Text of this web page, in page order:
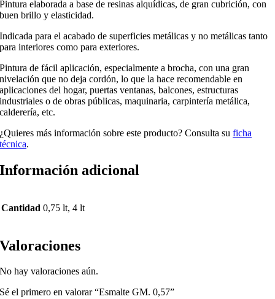
Pintura elaborada a base de resinas alquídicas, de gran cubrición, con
buen brillo y elasticidad.
Indicada para el acabado de superficies metálicas y no metálicas tanto
para interiores como para exteriores.
Pintura de fácil aplicación, especialmente a brocha, con una gran
nivelación que no deja cordón, lo que la hace recomendable en
aplicaciones del hogar, puertas ventanas, balcones, estructuras
industriales o de obras públicas, maquinaria, carpintería metálica,
calderería, etc.
¿Quieres más información sobre este producto? Consulta suficha
técnica.
Información adicional
Cantidad 0,75 lt, 4 lt
Valoraciones
No hay valoraciones aún.
Sé el primero en valorar “Esmalte GM. 0,57”